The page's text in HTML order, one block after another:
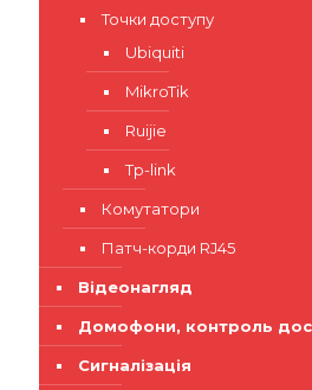
Точки доступу
Ubiquiti
MikroTik
Ruijie
Tp-link
Комутатори
Патч-корди RJ45
Відеонагляд
Домофони, контроль
Сигналізація